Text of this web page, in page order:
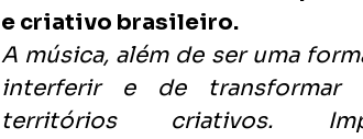
e criativo brasileiro.
A música, além de ser uma
interferir e de transformar
territórios criativos.